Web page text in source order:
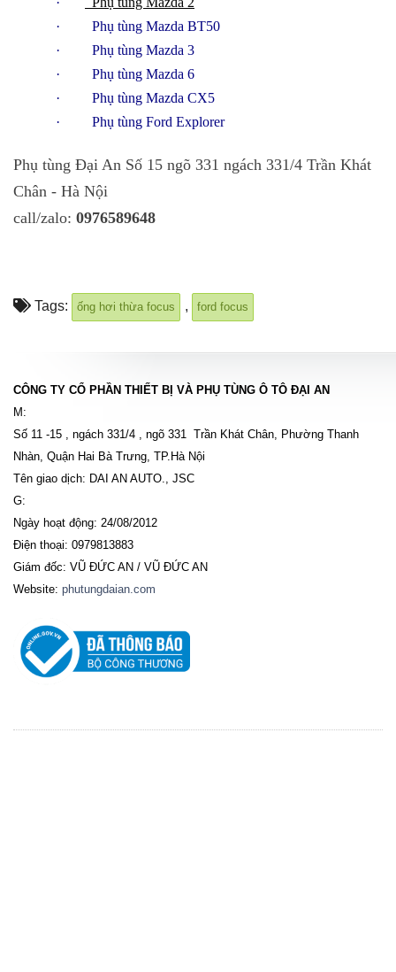
· Phụ tùng Mazda BT50
· Phụ tùng Mazda 3
· Phụ tùng Mazda 6
· Phụ tùng Mazda CX5
· Phụ tùng Ford Explorer
Phụ tùng Đại An Số 15 ngõ 331 ngách 331/4 Trần Khát
Chân - Hà Nội
call/zalo: 0976589648
Tags: ống hơi thừa focus , ford focus
CÔNG TY CỔ PHẦN THIẾT BỊ VÀ PHỤ TÙNG Ô TÔ ĐẠI AN
M:
Số 11 -15 , ngách 331/4 , ngõ 331 Trần Khát Chân, Phường Thanh
Nhàn, Quận Hai Bà Trưng, TP.Hà Nội
Tên giao dịch: DAI AN AUTO., JSC
G:
Ngày hoạt động: 24/08/2012
Điện thoại: 0979813883
Giám đốc: VŨ ĐỨC AN / VŨ ĐỨC AN
Website: phutungdaian.com